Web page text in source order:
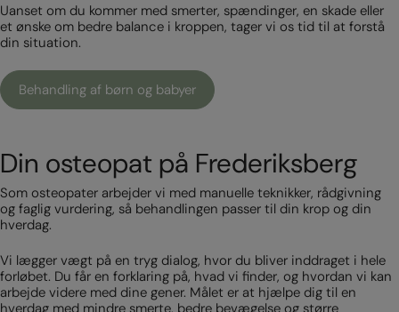
Uanset om du kommer med smerter, spændinger, en skade eller
et ønske om bedre balance i kroppen, tager vi os tid til at forstå
din situation.
Behandling af børn og babyer
Din osteopat på Frederiksberg
Som osteopater arbejder vi med manuelle teknikker, rådgivning
og faglig vurdering, så behandlingen passer til din krop og din
hverdag.
Vi lægger vægt på en tryg dialog, hvor du bliver inddraget i hele
forløbet. Du får en forklaring på, hvad vi finder, og hvordan vi kan
arbejde videre med dine gener. Målet er at hjælpe dig til en